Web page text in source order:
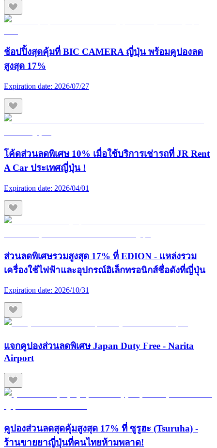
ช้อปปิ้งสุดคุ้มที่ BIC CAMERA ญี่ปุ่น พร้อมคูปองลด
สูงสุด 17%
Expiration date: 2026/07/27
โค้ดส่วนลดพิเศษ 10% เมื่อใช้บริการเช่ารถที่ JR Rent
A Car ประเทศญี่ปุ่น !
Expiration date: 2026/04/01
ส่วนลดพิเศษรวมสูงสุด 17% ที่ EDION - แหล่งรวม
เครื่องใช้ไฟฟ้าและอุปกรณ์อิเล็กทรอนิกส์ชื่อดังที่ญี่ปุ่น
Expiration date: 2026/10/31
แจกคูปองส่วนลดพิเศษ Japan Duty Free - Narita
Airport
คูปองส่วนลดสุดคุ้มสูงสุด 17% ที่ ซูรูฮะ (Tsuruha) -
ร้านขายยาญี่ปุ่นที่คนไทยห้ามพลาด!